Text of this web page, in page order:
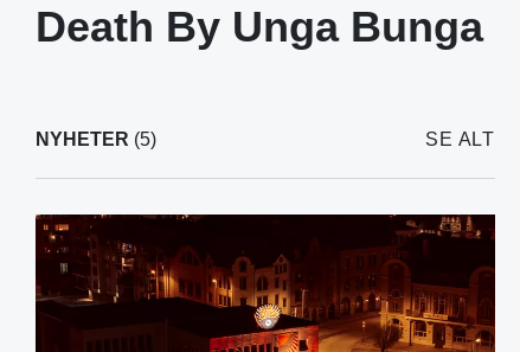
Death By Unga Bunga
NYHETER (5) SE ALT